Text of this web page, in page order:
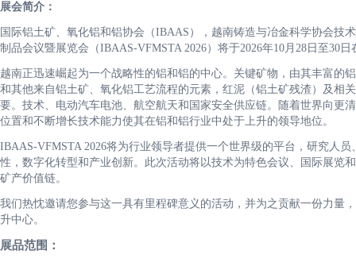
展会简介：
国际铝土矿、氧化铝和铝协会（IBAAS），越南铸造与冶金科学协会技
制品会议暨展览会（IBAAS-VFMSTA 2026）将于2026年10月28日至30
越南正迅速崛起为一个战略性的铝和铝的中心。关键矿物，由其丰富的
和其他来自铝土矿、氧化铝工艺流程的元素，红泥（铝土矿残渣）及相
要。技术、电动汽车电池、航空航天和国家安全供应链。随着世界向更
位置和不断增长技术能力使其在铝和铝行业中处于上升的领导地位。
IBAAS-VFMSTA 2026将为行业领导者提供一个世界级的平台，研究人
性，数字化转型和产业创新。此次活动将以技术为特色会议、国际展览
矿产价值链。
我们热忱邀请您参与这一具有里程碑意义的活动，并为之贡献一份力量
升中心。
展品范围：